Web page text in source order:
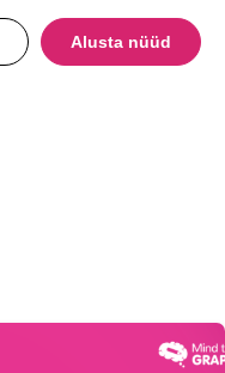
Alusta nüüd